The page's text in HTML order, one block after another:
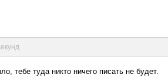
тебе туда никто ничего писать не будет.